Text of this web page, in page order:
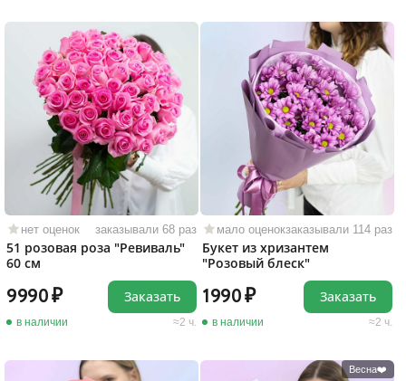
нет оценок заказывали 68 раз
51 розовая роза "Ревиваль"
60 см
9990
в наличии 2 ч.
Заказать
мало оценокзаказывали 114 раз
Букет из хризантем
"Розовый блеск"
1990
в наличии 2 ч.
Заказать
Весна❤️